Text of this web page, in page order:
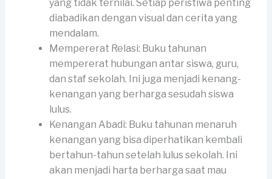
yang tidak ternilai. Setiap peristiwa penting
diabadikan dengan visual dan cerita yang
mendalam.
Mempererat Relasi: Buku tahunan
mempererat hubungan antar siswa, guru,
dan staf sekolah. Ini juga menjadi kenang-
kenangan yang berharga sesudah siswa
lulus.
Kenangan Abadi: Buku tahunan menaruh
kenangan yang bisa diperhatikan kembali
bertahun-tahun setelah lulus sekolah. Ini
akan menjadi harta berharga saat mau